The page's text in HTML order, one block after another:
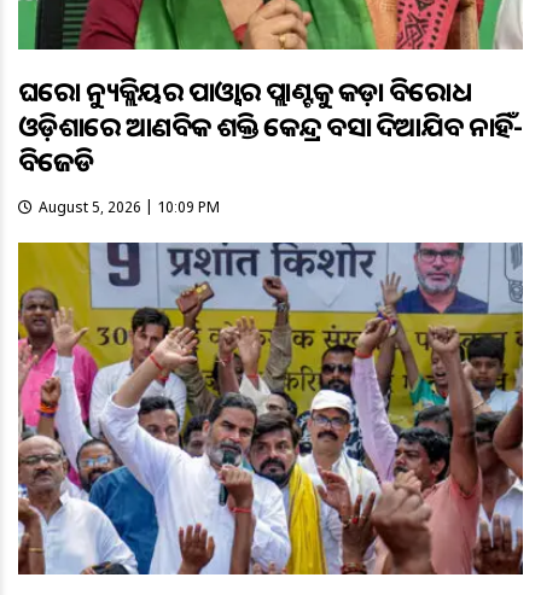
ଘରୋଇ ନ୍ୟୁକ୍ଲିୟର ପାଓ୍ବାର ପ୍ଲାଣ୍ଟକୁ କଡ଼ା ବିରୋଧ
ଓଡ଼ିଶାରେ ଆଣବିକ ଶକ୍ତି କେନ୍ଦ୍ର ବସାଇ ଦିଆଯିବ ନାହିଁ-
ବିଜେଡି
August 5, 2026 | 10:09 PM